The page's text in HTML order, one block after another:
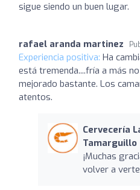
sigue siendo un buen lugar.
rafael aranda martinez
Experiencia positiva: Ha
está tremenda....fría a más
mejorado bastante. Los
atentos.
Cervecería
Tamarguillo
¡Muchas
volver a